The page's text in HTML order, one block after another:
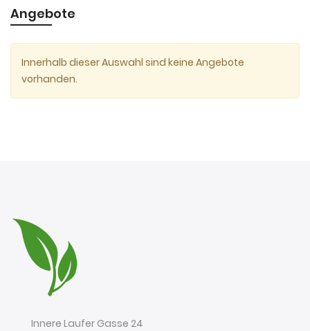
Angebote
Innerhalb dieser Auswahl sind keine Angebote
vorhanden.
Innere Laufer Gasse 24